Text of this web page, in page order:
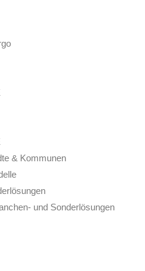
& Kommunen
und Sonderlösungen